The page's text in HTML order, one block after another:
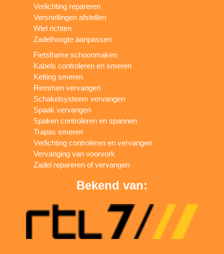
Verlichting repareren
Versnellingen afstellen
Wiel richten
Zadelhoogte aanpassen
Fietsframe schoonmaken
Kabels controleren en smeren
Ketting smeren
Remmen vervangen
Schakelsysteem vervangen
Spaak vervangen
Spaken controleren en spannen
Trapas smeren
Verlichting controleren en vervangen
Vervanging van voorvork
Zadel repareren of vervangen
Bekend van: